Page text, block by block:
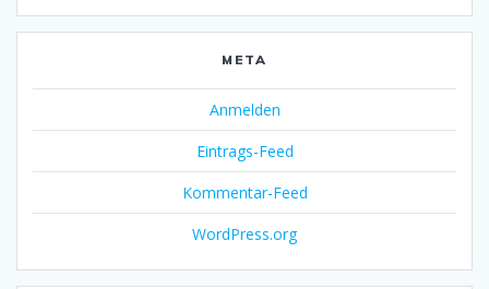
META
Anmelden
Eintrags-Feed
Kommentar-Feed
WordPress.org